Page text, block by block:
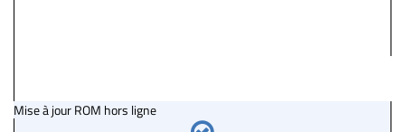
Mise à jour ROM hors ligne